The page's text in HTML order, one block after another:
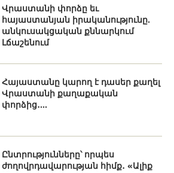
Վրաստանի փորձը եւ
հայաստանյան իրականությունը.
անկուսակցական քննարկում
Լճաշենում
Հայաստանը կարող է դասեր քաղել
Վրաստանի քաղաքական
փորձից․...
Ընտրությունները՝ որպես
ժողովրդավարության հիմք․ «Ալիք